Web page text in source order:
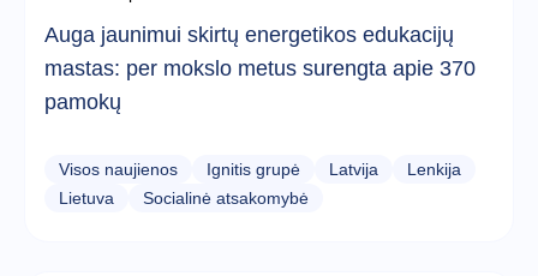
Auga jaunimui skirtų energetikos edukacijų
mastas: per mokslo metus surengta apie 370
pamokų
Visos naujienos Ignitis grupė Latvija
Lenkija
Lietuva
Socialinė atsakomybė